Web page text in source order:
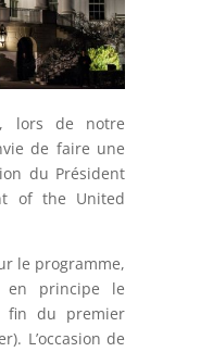
lors de notre
de faire une
du Président
of the United
le programme,
en principe le
fin du premier
L’occasion de